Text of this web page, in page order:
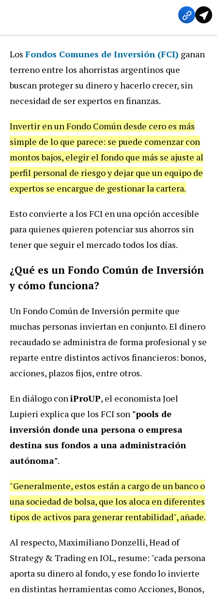
Los Fondos Comunes de Inversión (FCI) ganan
terreno entre los ahorristas argentinos que
buscan proteger su dinero y hacerlo crecer, sin
necesidad de ser expertos en finanzas.
Invertir en un Fondo Común desde cero es más
simple de lo que parece: se puede comenzar con
montos bajos, elegir el fondo que más se ajuste al
perfil personal de riesgo y dejar que un equipo de
expertos se encargue de gestionar la cartera.
Esto convierte a los FCI en una opción accesible
para quienes quieren potenciar sus ahorros sin
tener que seguir el mercado todos los días.
¿Qué es un Fondo Común de Inversión
y cómo funciona?
Un Fondo Común de Inversión permite que
muchas personas inviertan en conjunto. El dinero
recaudado se administra de forma profesional y se
reparte entre distintos activos financieros: bonos,
acciones, plazos fijos, entre otros.
En diálogo coniProUP, el economista Joel
Lupieri explica que los FCI son "pools de
inversión donde una persona o empresa
destina sus fondos a una administración
autónoma".
"Generalmente, estos están a cargo de un banco o
una sociedad de bolsa, que los aloca en diferentes
tipos de activos para generar rentabilidad", añade.
Al respecto, Maximiliano Donzelli, Head of
Strategy & Trading en IOL, resume: "cada persona
aporta su dinero al fondo, y ese fondo lo invierte
en distintas herramientas como Acciones, Bonos,